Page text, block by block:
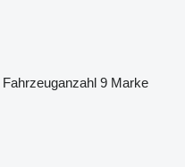
Fahrzeuganzahl 9 Marke